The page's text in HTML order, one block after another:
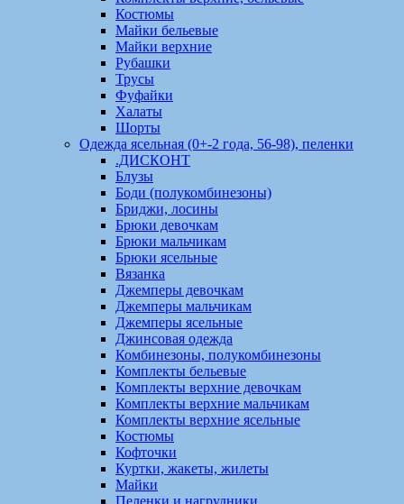
Костюмы
Майки бельевые
Майки верхние
Рубашки
Трусы
Фуфайки
Халаты
Шорты
Одежда ясельная (0+-2 года, 56-98), пеленки
.ДИСКОНТ
Блузы
Боди (полукомбинезоны)
Бриджи, лосины
Брюки девочкам
Брюки мальчикам
Брюки ясельные
Вязанка
Джемперы девочкам
Джемперы мальчикам
Джемперы ясельные
Джинсовая одежда
Комбинезоны, полукомбинезоны
Комплекты бельевые
Комплекты верхние девочкам
Комплекты верхние мальчикам
Комплекты верхние ясельные
Костюмы
Кофточки
Куртки, жакеты, жилеты
Майки
Пеленки и нагрудники